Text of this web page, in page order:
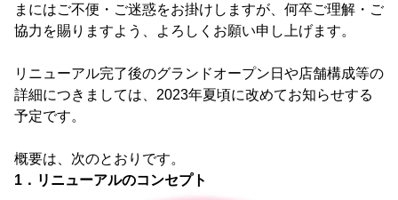
まにはご不便・ご迷惑をお掛けしますが、何卒ご理解・ご
協力を賜りますよう、よろしくお願い申し上げます。
リニューアル完了後のグランドオープン日や店舗構成等の
詳細につきましては、2023年夏頃に改めてお知らせする
予定です。
概要は、次のとおりです。
1．リニューアルのコンセプト